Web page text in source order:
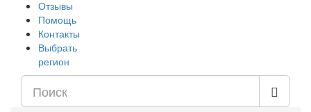
Отзывы
Помощь
Контакты
Выбрать
регион